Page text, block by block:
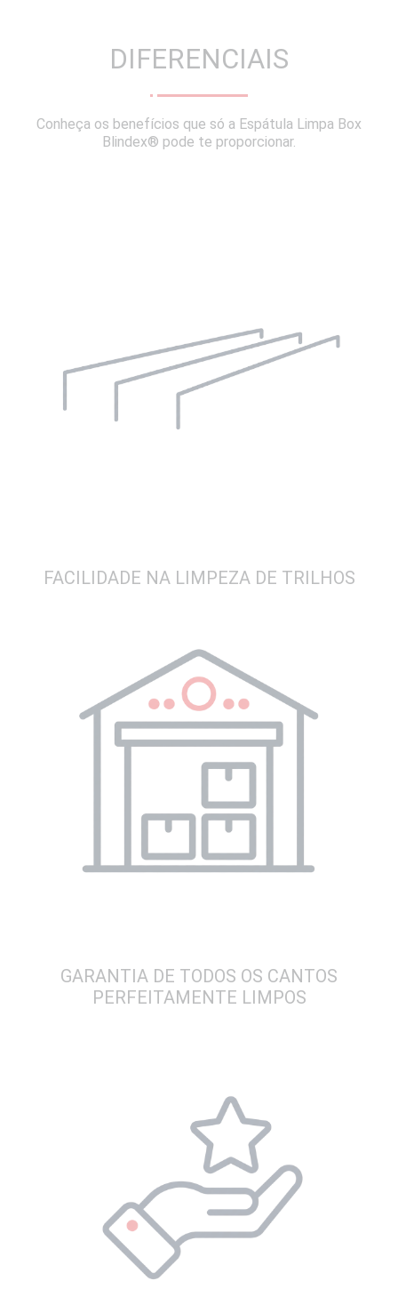
DIFERENCIAIS
Conheça os benefícios que só a Espátula Limpa Box
Blindex® pode te proporcionar.
FACILIDADE NA LIMPEZA DE TRILHOS
GARANTIA DE TODOS OS CANTOS
PERFEITAMENTE LIMPOS